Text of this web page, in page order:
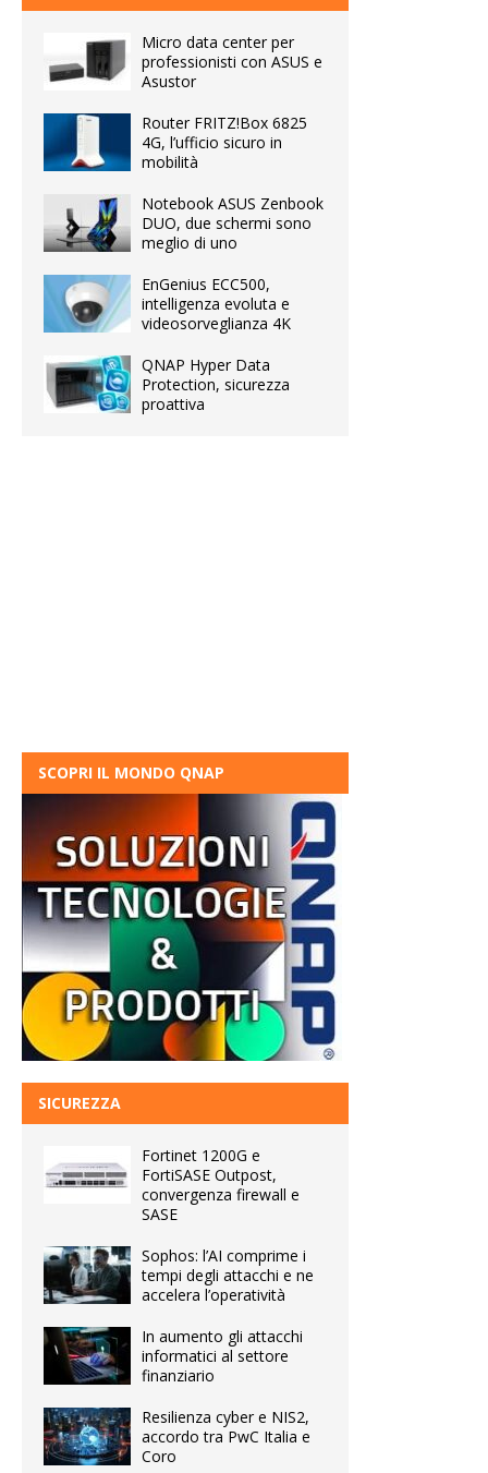
Micro data center per
professionisti con ASUS e
Asustor
Router FRITZ!Box 6825
4G, l’ufficio sicuro in
mobilità
Notebook ASUS Zenbook
DUO, due schermi sono
meglio di uno
EnGenius ECC500,
intelligenza evoluta e
videosorveglianza 4K
QNAP Hyper Data
Protection, sicurezza
proattiva
SCOPRI IL MONDO QNAP
SICUREZZA
Fortinet 1200G e
FortiSASE Outpost,
convergenza firewall e
SASE
Sophos: l’AI comprime i
tempi degli attacchi e ne
accelera l’operatività
In aumento gli attacchi
informatici al settore
finanziario
Resilienza cyber e NIS2,
accordo tra PwC Italia e
Coro